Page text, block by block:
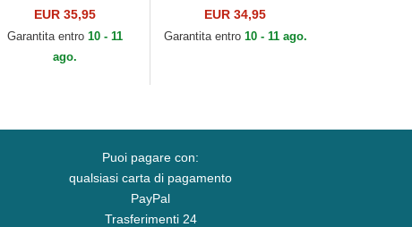
9SEVENTY Stretch
Snap Flower dei New
York Yankees MLB di
EUR 35,95
Garantita entro 10 - 11
ago.
Stretch Snap Stated dei
Toronto Maple Leafs
EUR 34,95
Garantita entro 10 - 11 ago.
Puoi pagare con:
qualsiasi carta di pagamento
PayPal
Trasferimenti 24